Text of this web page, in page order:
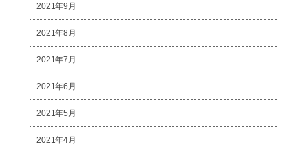
2021年9月
2021年8月
2021年7月
2021年6月
2021年5月
2021年4月